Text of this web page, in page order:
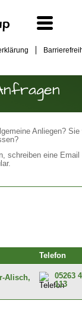
Anliegen?
schreiben eine Email
Telefon
Alisch,
05263
113